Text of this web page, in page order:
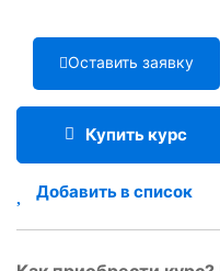
Оставить заявку
Купить курс
Добавить в список